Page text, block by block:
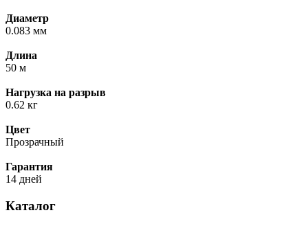
Диаметр
0.083 мм
Длина
50 м
Нагрузка на разрыв
0.62 кг
Цвет
Прозрачный
Гарантия
14 дней
Каталог